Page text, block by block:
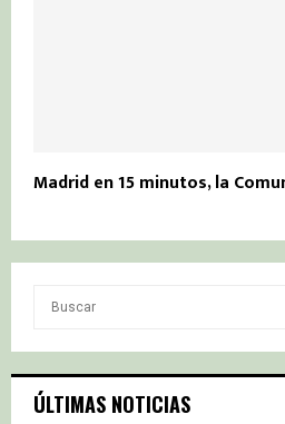
Madrid en 15 minutos, la
c
h
ÚLTIMAS NOTICIAS